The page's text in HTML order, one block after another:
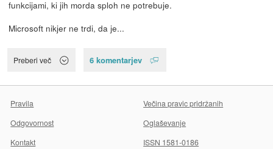
funkcijami, ki jih morda sploh ne potrebuje.
Microsoft nikjer ne trdi, da je...
Preberi več 6 komentarjev
Pravila
Večina pravic pridržanih
Odgovornost
Oglaševanje
Kontakt
ISSN 1581-0186